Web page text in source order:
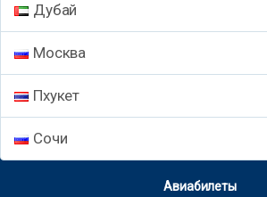
Дубай
Москва
Пхукет
Сочи
Авиабилеты